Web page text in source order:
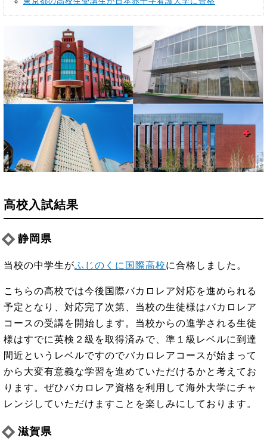
高校入試結果
静岡県
当校の中学生がふじのくに国際高校に合格しました。
こちらの高校では今後国際バカロレア対応を進められる
予定となり、対応完了次第、当校の生徒様はバカロレア
コースの受講を開始します。当校からの進学される生徒
様はすでに英検２級を取得済みで、準１級レベルに到達
間近というレベルですのでバカロレアコースが始まって
から大変有意義な学習を進めていただけるかと考えてお
ります。ぜひバカロレア資格を利用して海外大学にチャ
レンジしていただけますことを楽しみにしております。
滋賀県